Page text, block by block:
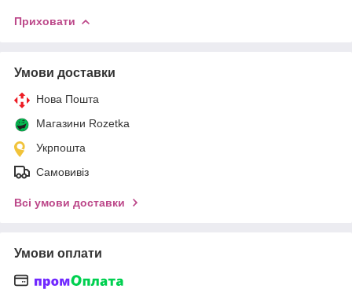
Приховати
Умови доставки
Нова Пошта
Магазини Rozetka
Укрпошта
Самовивіз
Всі умови доставки
Умови оплати